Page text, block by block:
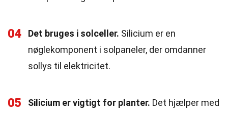
04 Det bruges i solceller. Silicium er en
nøglekomponent i solpaneler, der omdanner
sollys til elektricitet.
05 Silicium er vigtigt for planter. Det hjælper med